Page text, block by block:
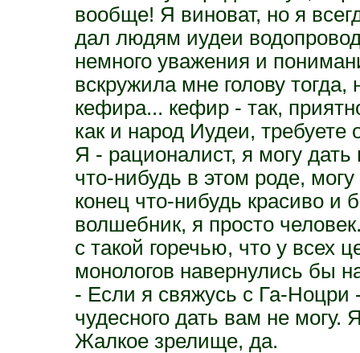
вообще! Я виноват, но я
дал людям иудеи
немного уважения и
вскружила мне голову
кефира... кефир - так,
как и народ Иудеи, требуете
Я - рационалист, я могу
что-нибудь в этом роде,
конец что-нибудь красиво и
волшебник, я просто
с такой горечью, что у всех
монологов навернулись бы
- Если я свяжусь с Га-Ноцри
чудесного дать вам не могу.
Жалкое зрелище, да.